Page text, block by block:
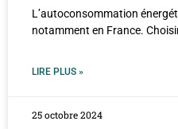
L’autoconsommation
notamment en France.
LIRE PLUS »
25 octobre 2024